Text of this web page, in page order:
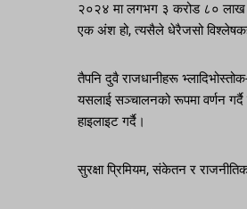
२०२४ मा लगभग ३ करोड ८० लाख
एक अंश हो, त्यसैले धेरैजसो
तैपनि दुवै राजधानीहरू
यसलाई सञ्चालनको रूपमा वर्णन गर्दै
हाइलाइट गर्दै।
सुरक्षा प्रिमियम, संकेतन र